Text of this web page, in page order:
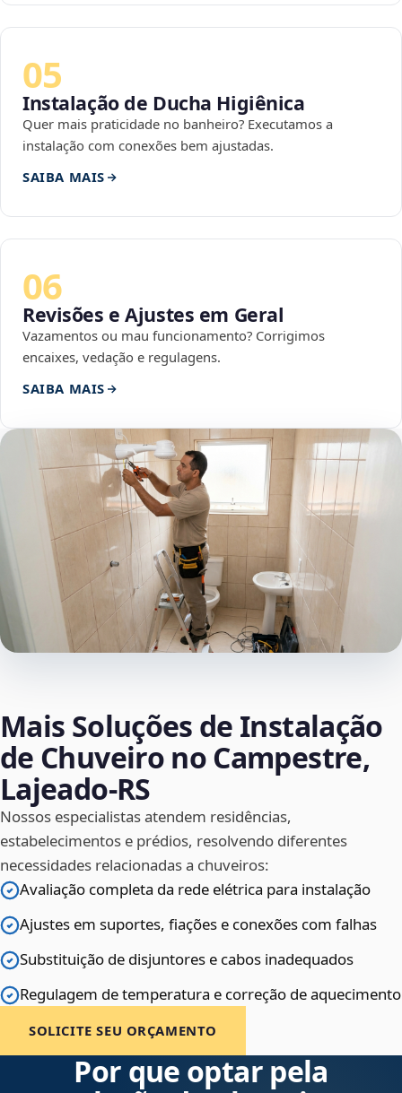
05
Instalação de Ducha Higiênica
Quer mais praticidade no banheiro? Executamos a
instalação com conexões bem ajustadas.
SAIBA MAIS
06
Revisões e Ajustes em Geral
Vazamentos ou mau funcionamento? Corrigimos
encaixes, vedação e regulagens.
SAIBA MAIS
Mais Soluções de Instalação
de Chuveiro no Campestre,
Lajeado‑RS
Nossos especialistas atendem residências,
estabelecimentos e prédios, resolvendo diferentes
necessidades relacionadas a chuveiros:
Avaliação completa da rede elétrica para instalação
Ajustes em suportes, fiações e conexões com falhas
Substituição de disjuntores e cabos inadequados
Regulagem de temperatura e correção de aquecimento
SOLICITE SEU ORÇAMENTO
Por que optar pela